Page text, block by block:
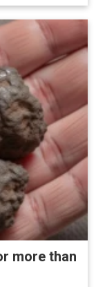
more than